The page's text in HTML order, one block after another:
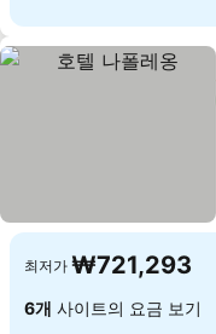
최저가 ₩721,293
6개 사이트의 요금 보기